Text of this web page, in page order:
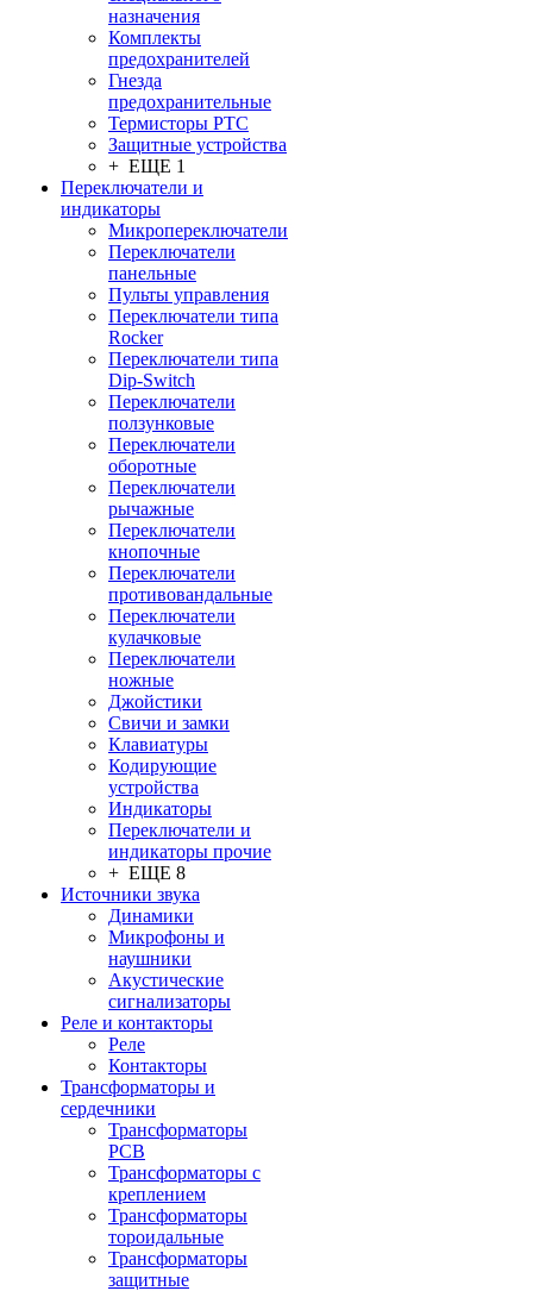
назначения
Комплекты
предохранителей
Гнезда
предохранительные
Термисторы PTC
Защитные устройства
+ ЕЩЕ 1
Переключатели и
индикаторы
Микропереключатели
Переключатели
панельные
Пульты управления
Переключатели типа
Rocker
Переключатели типа
Dip-Switch
Переключатели
ползунковые
Переключатели
оборотные
Переключатели
рычажные
Переключатели
кнопочные
Переключатели
противовандальные
Переключатели
кулачковые
Переключатели
ножные
Джойстики
Свичи и замки
Клавиатуры
Кодирующие
устройства
Индикаторы
Переключатели и
индикаторы прочие
+ ЕЩЕ 8
Источники звука
Динамики
Микрофоны и
наушники
Акустические
сигнализаторы
Реле и контакторы
Реле
Контакторы
Трансформаторы и
сердечники
Трансформаторы
PCB
Трансформаторы с
креплением
Трансформаторы
тороидальные
Трансформаторы
защитные